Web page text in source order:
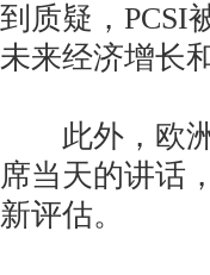
到质疑，PCSI
未来经济增长
此外，欧洲
席当天的讲话
新评估。